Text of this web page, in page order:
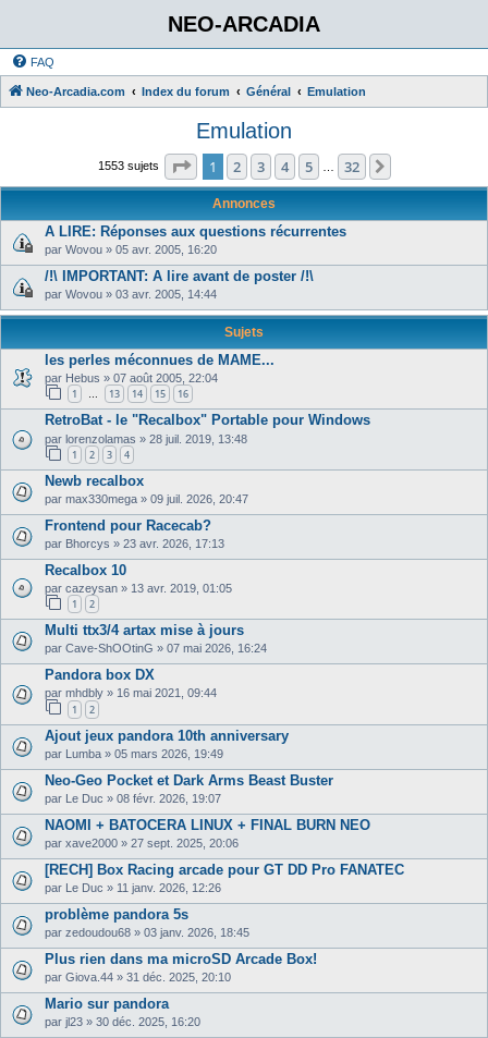
NEO-ARCADIA
FAQ
Neo-Arcadia.com Index du forum Général Emulation
Emulation
1553 sujets Page 1sur32
1 2 3 4 5 32
Annonces
A LIRE: Réponses aux questions récurrentes
par Wovou » 05 avr. 2005, 16:20
/!\ IMPORTANT: A lire avant de poster /!\
par Wovou » 03 avr. 2005, 14:44
Sujets
les perles méconnues de MAME...
par Hebus » 07 août 2005, 22:04
1 … 13 14 15 16
RetroBat - le "Recalbox" Portable pour Windows
par lorenzolamas » 28 juil. 2019, 13:48
1 2 3 4
Newb recalbox
par max330mega » 09 juil. 2026, 20:47
Frontend pour Racecab?
par Bhorcys » 23 avr. 2026, 17:13
Recalbox 10
par cazeysan » 13 avr. 2019, 01:05
1 2
Multi ttx3/4 artax mise à jours
par Cave-ShOOtinG » 07 mai 2026, 16:24
Pandora box DX
par mhdbly » 16 mai 2021, 09:44
1 2
Ajout jeux pandora 10th anniversary
par Lumba » 05 mars 2026, 19:49
Neo-Geo Pocket et Dark Arms Beast Buster
par Le Duc » 08 févr. 2026, 19:07
NAOMI + BATOCERA LINUX + FINAL BURN NEO
par xave2000 » 27 sept. 2025, 20:06
[RECH] Box Racing arcade pour GT DD Pro FANATEC
par Le Duc » 11 janv. 2026, 12:26
problème pandora 5s
par zedoudou68 » 03 janv. 2026, 18:45
Plus rien dans ma microSD Arcade Box!
par Giova.44 » 31 déc. 2025, 20:10
Mario sur pandora
par jl23 » 30 déc. 2025, 16:20